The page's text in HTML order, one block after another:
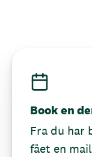
Book en
Fra du har
fået en